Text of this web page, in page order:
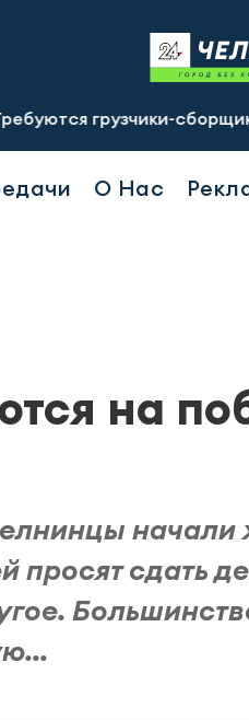
грузчики-сборщики зп 87
О Нас
на
начали
сдать